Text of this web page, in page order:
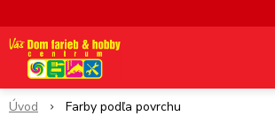
Úvod Farby podľa povrchu